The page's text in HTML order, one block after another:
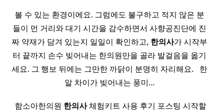
볼 수 있는 환경이에요. 그럼에도 불구하고 적지 않은 분
들이 먼 거리와 대기 시간을 감수하면서 사향공진단에 진
짜 약재가 담겨 있는지 일일이 확인하고, 한의사가 시작부
터 끝까지 손수 빚어내는 한의원만을 골라 발걸음을 옮기
세요. 그 행보 뒤에는 그만한 까닭이 분명히 자리해요. ​ ​ 한
알 차이가 빚어내는 풍미…
​ 함소아한의원 한의사체험키트 사용 후기 포스팅 시작할